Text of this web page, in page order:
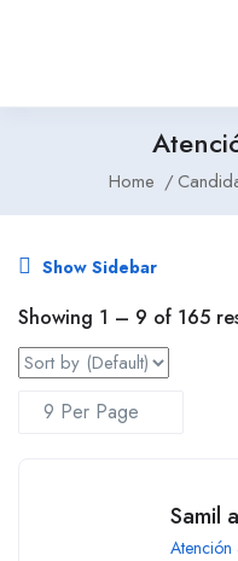
Home
Show Sidebar
Showing 1 – 9 of 165
Samil
Atención